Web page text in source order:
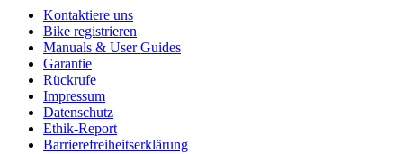
Kontaktiere uns
Bike registrieren
Manuals & User Guides
Garantie
Rückrufe
Impressum
Datenschutz
Ethik-Report
Barrierefreiheitserklärung